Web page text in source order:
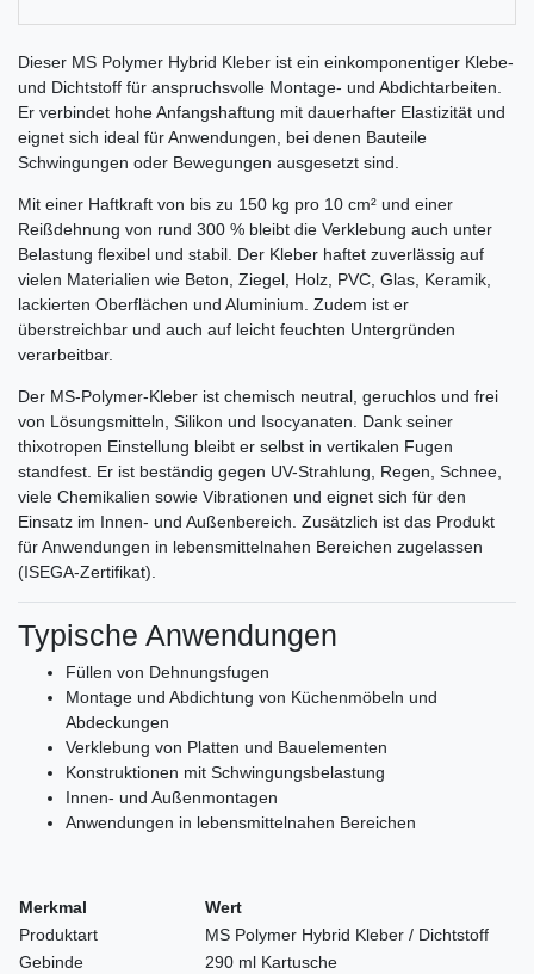
Dieser MS Polymer Hybrid Kleber ist ein einkomponentiger Klebe-
und Dichtstoff für anspruchsvolle Montage- und Abdichtarbeiten.
Er verbindet hohe Anfangshaftung mit dauerhafter Elastizität und
eignet sich ideal für Anwendungen, bei denen Bauteile
Schwingungen oder Bewegungen ausgesetzt sind.
Mit einer Haftkraft von bis zu 150 kg pro 10 cm² und einer
Reißdehnung von rund 300 % bleibt die Verklebung auch unter
Belastung flexibel und stabil. Der Kleber haftet zuverlässig auf
vielen Materialien wie Beton, Ziegel, Holz, PVC, Glas, Keramik,
lackierten Oberflächen und Aluminium. Zudem ist er
überstreichbar und auch auf leicht feuchten Untergründen
verarbeitbar.
Der MS-Polymer-Kleber ist chemisch neutral, geruchlos und frei
von Lösungsmitteln, Silikon und Isocyanaten. Dank seiner
thixotropen Einstellung bleibt er selbst in vertikalen Fugen
standfest. Er ist beständig gegen UV-Strahlung, Regen, Schnee,
viele Chemikalien sowie Vibrationen und eignet sich für den
Einsatz im Innen- und Außenbereich. Zusätzlich ist das Produkt
für Anwendungen in lebensmittelnahen Bereichen zugelassen
(ISEGA-Zertifikat).
Typische Anwendungen
Füllen von Dehnungsfugen
Montage und Abdichtung von Küchenmöbeln und
Abdeckungen
Verklebung von Platten und Bauelementen
Konstruktionen mit Schwingungsbelastung
Innen- und Außenmontagen
Anwendungen in lebensmittelnahen Bereichen
Merkmal
Wert
Produktart
MS Polymer Hybrid Kleber / Dichtstoff
Gebinde
290 ml Kartusche